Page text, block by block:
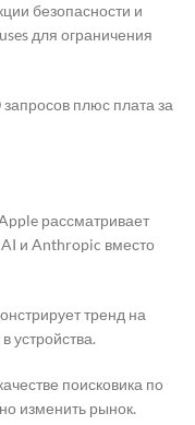
безопасности и
для ограничения
плюс плата за
рассматривает
и Anthropic вместо
тренд на
устройства.
поисковика по
изменить рынок.